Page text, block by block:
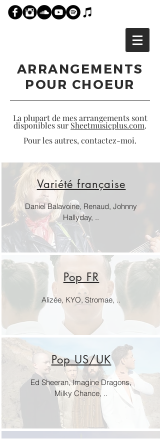
ARRANGEMENTS
POUR CHOEUR
La plupart de mes arrangements sont
disponibles sur Sheetmusicplus.com.
Pour les autres, contactez-moi.
Variété française
Daniel Balavoine, Renaud, Johnny
Hallyday, ..
Pop FR
Alizée, KYO, Stromae, ..
Pop US/UK
Ed Sheeran, Imagine Dragons,
Milky Chance, ..